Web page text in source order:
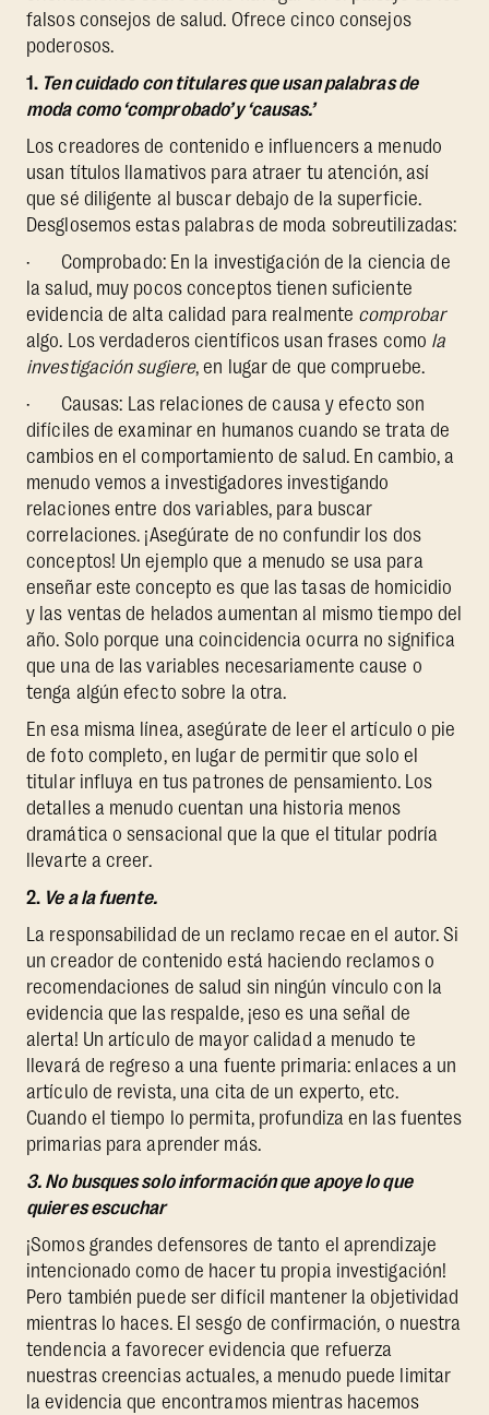
falsos consejos de salud. Ofrece cinco consejos
poderosos.
1. Ten cuidado con titulares que usan palabras de
moda como ‘comprobado’ y ‘causas.’
Los creadores de contenido e influencers a menudo
usan títulos llamativos para atraer tu atención, así
que sé diligente al buscar debajo de la superficie.
Desglosemos estas palabras de moda sobreutilizadas:
· Comprobado: En la investigación de la ciencia de
la salud, muy pocos conceptos tienen suficiente
evidencia de alta calidad para realmente comprobar
algo. Los verdaderos científicos usan frases como la
investigación sugiere, en lugar de que compruebe.
· Causas: Las relaciones de causa y efecto son
difíciles de examinar en humanos cuando se trata de
cambios en el comportamiento de salud. En cambio, a
menudo vemos a investigadores investigando
relaciones entre dos variables, para buscar
correlaciones. ¡Asegúrate de no confundir los dos
conceptos! Un ejemplo que a menudo se usa para
enseñar este concepto es que las tasas de homicidio
y las ventas de helados aumentan al mismo tiempo del
año. Solo porque una coincidencia ocurra no significa
que una de las variables necesariamente cause o
tenga algún efecto sobre la otra.
En esa misma línea, asegúrate de leer el artículo o pie
de foto completo, en lugar de permitir que solo el
titular influya en tus patrones de pensamiento. Los
detalles a menudo cuentan una historia menos
dramática o sensacional que la que el titular podría
llevarte a creer.
2. Ve a la fuente.
La responsabilidad de un reclamo recae en el autor. Si
un creador de contenido está haciendo reclamos o
recomendaciones de salud sin ningún vínculo con la
evidencia que las respalde, ¡eso es una señal de
alerta! Un artículo de mayor calidad a menudo te
llevará de regreso a una fuente primaria: enlaces a un
artículo de revista, una cita de un experto, etc.
Cuando el tiempo lo permita, profundiza en las fuentes
primarias para aprender más.
3. No busques solo información que apoye lo que
quieres escuchar
¡Somos grandes defensores de tanto el aprendizaje
intencionado como de hacer tu propia investigación!
Pero también puede ser difícil mantener la objetividad
mientras lo haces. El sesgo de confirmación, o nuestra
tendencia a favorecer evidencia que refuerza
nuestras creencias actuales, a menudo puede limitar
la evidencia que encontramos mientras hacemos